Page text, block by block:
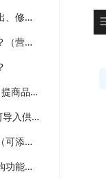
商品批量上传、导出、修改功能介绍
如何上传卡密商品？（营销-电子卡券）
（物流配送+到店自提商品）如何上传普通商品？
平台/店铺/门店如何导入供应商商品？（跨境、供应商、多门店版本适用）
商品分组功能介绍（可添加新品、热销、分类等分组，装修可选择商品分组分类）
商品询价、批量采购功能介绍（跨境、供应商、企业批发版本）